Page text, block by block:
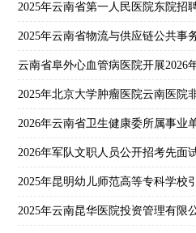
2025年云南省第一人民医院东院招
2025年云南省物流与供应链公共事
云南省阜外心血管病医院开展2026
2026年云南省卫生健康委所属事业
2026年军队文职人员公开招考先面
2025年昆明幼儿师范高等专科学校